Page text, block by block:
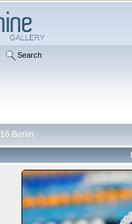
Search
Berlin